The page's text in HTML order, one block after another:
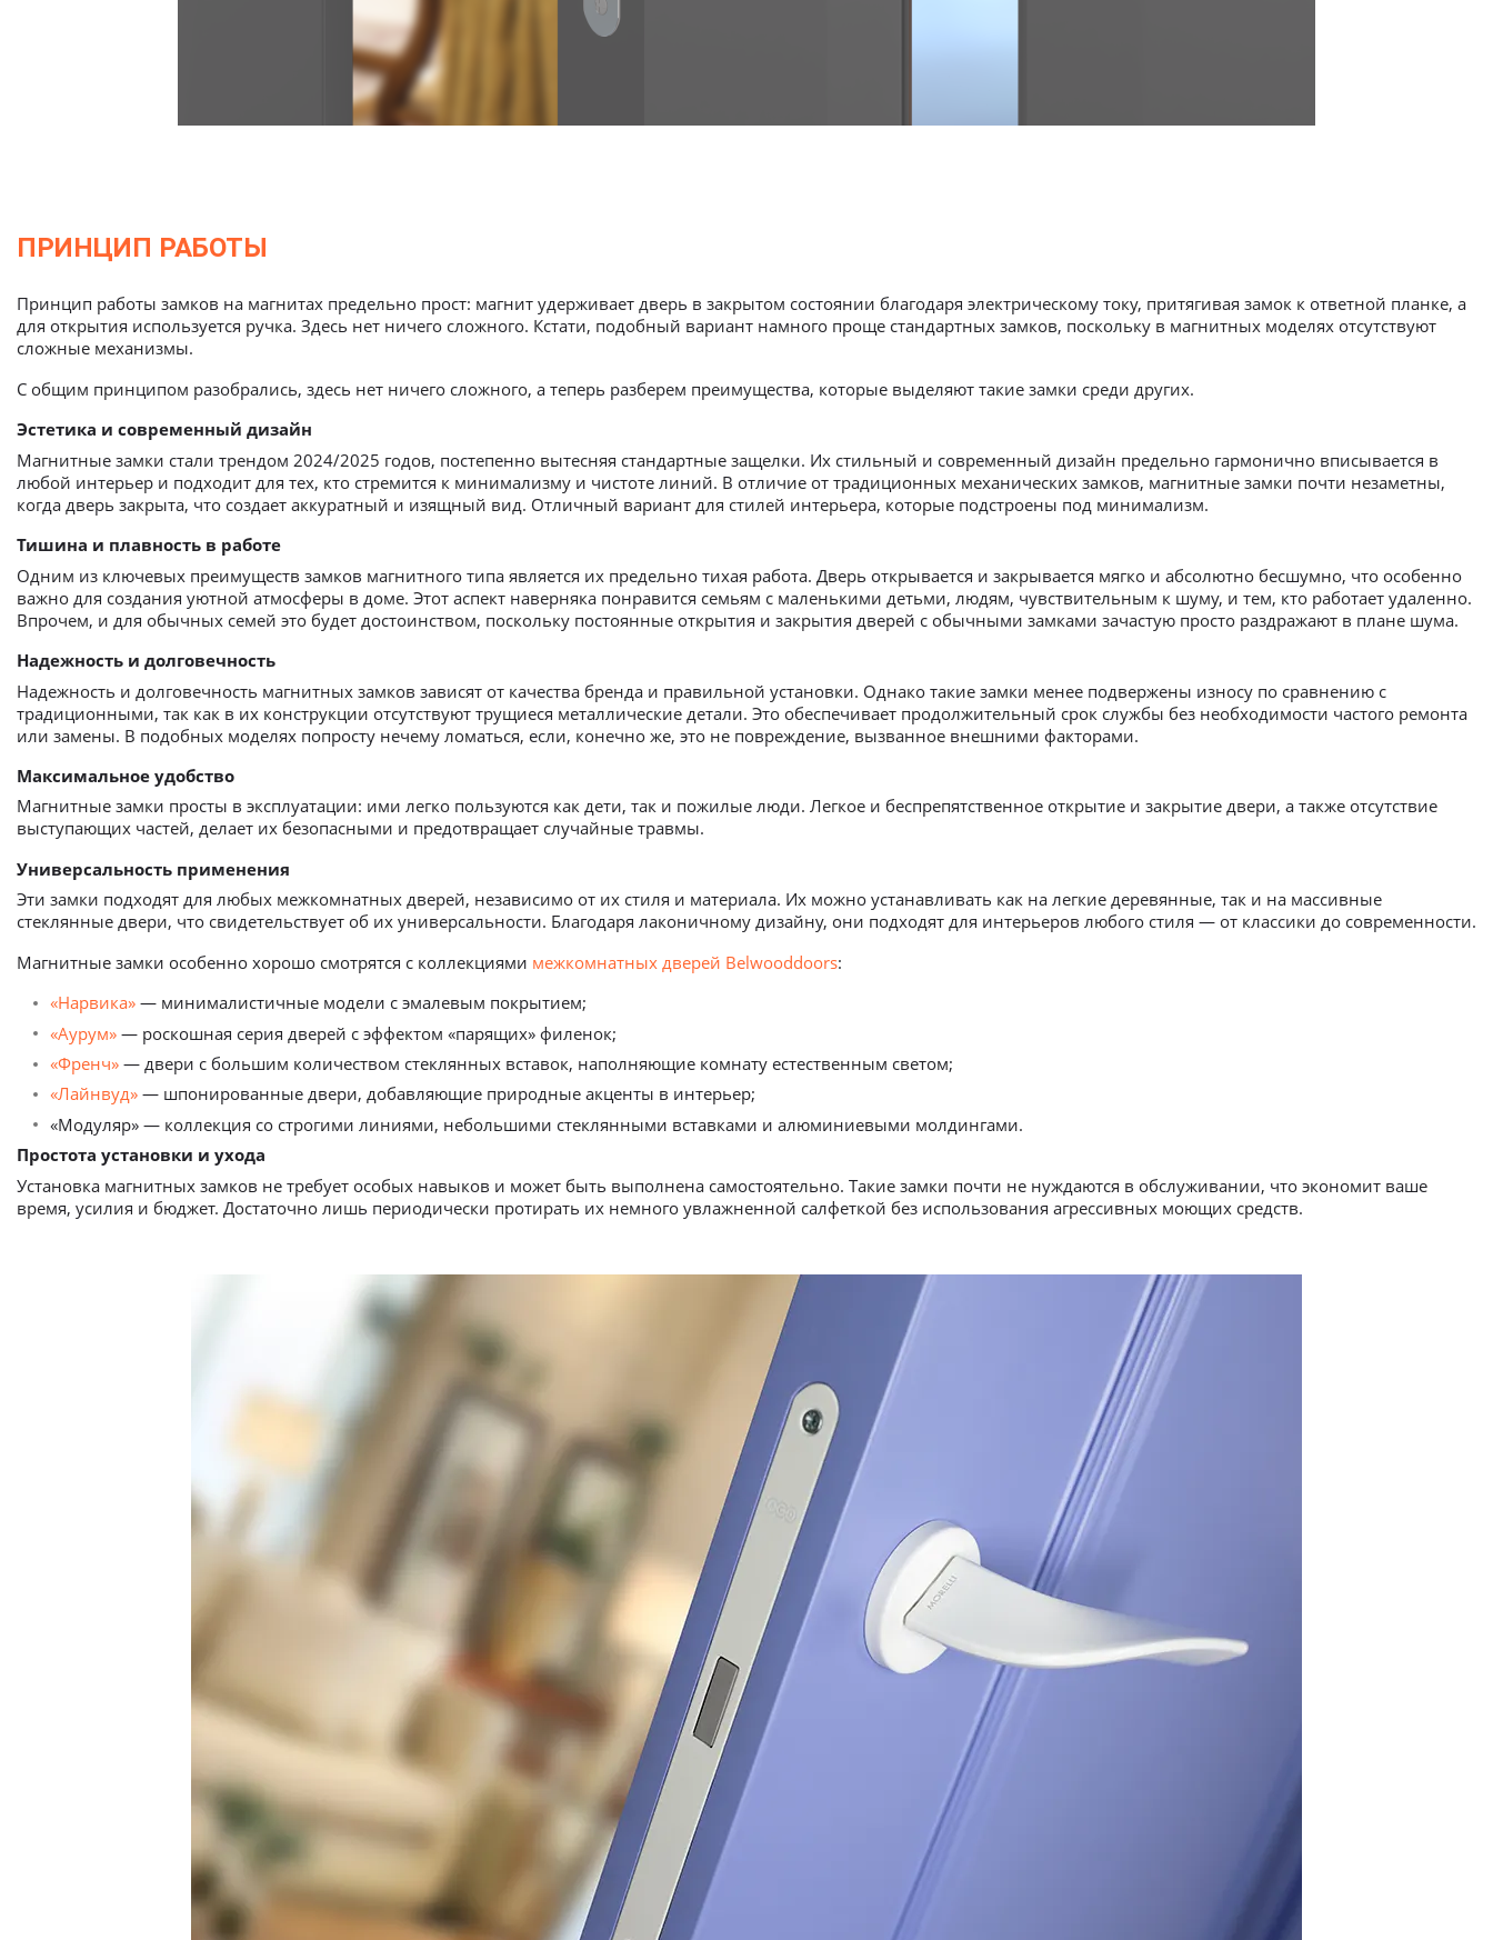
ПРИНЦИП РАБОТЫ
Принцип работы замков на магнитах предельно прост: магнит удерживает дверь в закрытом состоянии благодаря электрическому току, притягивая замок к ответной планке, а
для открытия используется ручка. Здесь нет ничего сложного. Кстати, подобный вариант намного проще стандартных замков, поскольку в магнитных моделях отсутствуют
сложные механизмы.
С общим принципом разобрались, здесь нет ничего сложного, а теперь разберем преимущества, которые выделяют такие замки среди других.
Эстетика и современный дизайн
Магнитные замки стали трендом 2024/2025 годов, постепенно вытесняя стандартные защелки. Их стильный и современный дизайн предельно гармонично вписывается в
любой интерьер и подходит для тех, кто стремится к минимализму и чистоте линий. В отличие от традиционных механических замков, магнитные замки почти незаметны,
когда дверь закрыта, что создает аккуратный и изящный вид. Отличный вариант для стилей интерьера, которые подстроены под минимализм.
Тишина и плавность в работе
Одним из ключевых преимуществ замков магнитного типа является их предельно тихая работа. Дверь открывается и закрывается мягко и абсолютно бесшумно, что особенно
важно для создания уютной атмосферы в доме. Этот аспект наверняка понравится семьям с маленькими детьми, людям, чувствительным к шуму, и тем, кто работает удаленно.
Впрочем, и для обычных семей это будет достоинством, поскольку постоянные открытия и закрытия дверей с обычными замками зачастую просто раздражают в плане шума.
Надежность и долговечность
Надежность и долговечность магнитных замков зависят от качества бренда и правильной установки. Однако такие замки менее подвержены износу по сравнению с
традиционными, так как в их конструкции отсутствуют трущиеся металлические детали. Это обеспечивает продолжительный срок службы без необходимости частого ремонта
или замены. В подобных моделях попросту нечему ломаться, если, конечно же, это не повреждение, вызванное внешними факторами.
Максимальное удобство
Магнитные замки просты в эксплуатации: ими легко пользуются как дети, так и пожилые люди. Легкое и беспрепятственное открытие и закрытие двери, а также отсутствие
выступающих частей, делает их безопасными и предотвращает случайные травмы.
Универсальность применения
Эти замки подходят для любых межкомнатных дверей, независимо от их стиля и материала. Их можно устанавливать как на легкие деревянные, так и на массивные
стеклянные двери, что свидетельствует об их универсальности. Благодаря лаконичному дизайну, они подходят для интерьеров любого стиля — от классики до современности.
Магнитные замки особенно хорошо смотрятся с коллекциями межкомнатных дверей Belwooddoors:
«Нарвика»— минималистичные модели с эмалевым покрытием;
«Аурум»— роскошная серия дверей с эффектом «парящих» филенок;
«Френч»— двери с большим количеством стеклянных вставок, наполняющие комнату естественным светом;
«Лайнвуд»— шпонированные двери, добавляющие природные акценты в интерьер;
«Модуляр» — коллекция со строгими линиями, небольшими стеклянными вставками и алюминиевыми молдингами.
Простота установки и ухода
Установка магнитных замков не требует особых навыков и может быть выполнена самостоятельно. Такие замки почти не нуждаются в обслуживании, что экономит ваше
время, усилия и бюджет. Достаточно лишь периодически протирать их немного увлажненной салфеткой без использования агрессивных моющих средств.